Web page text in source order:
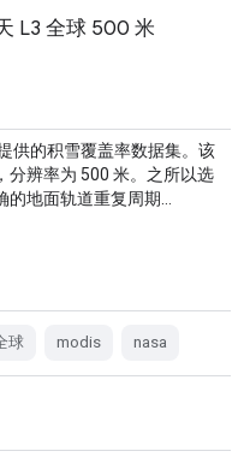
L3 全球 500 米
供的积雪覆盖率数据集。该
分辨率为 500 米。之所以选
地面轨道重复周期…
球 modis nasa